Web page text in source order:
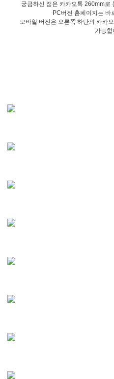
궁금하신 점은 카카오톡 260mm로
PC버전 홈페이지는 바
모바일 버전은 오른쪽 하단의 카카
가능합